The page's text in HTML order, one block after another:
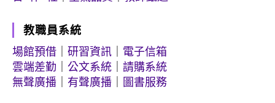
教職員系統
場館預借
研習資訊
電子信箱
雲端差勤
公文系統
請購系統
無聲廣播
有聲廣播 圖書服務